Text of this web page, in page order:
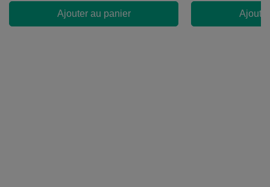
Ajouter au panier